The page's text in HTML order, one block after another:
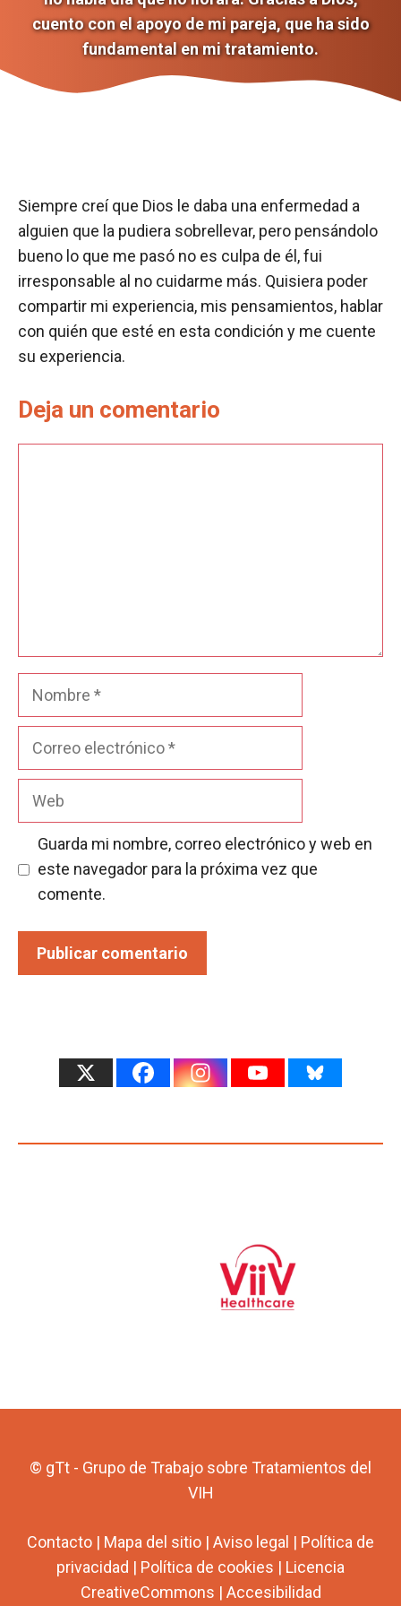
cuento con el apoyo de mi pareja, que ha sido
fundamental en mi tratamiento.
Siempre creí que Dios le daba una enfermedad a
alguien que la pudiera sobrellevar, pero pensándolo
bueno lo que me pasó no es culpa de él, fui
irresponsable al no cuidarme más. Quisiera poder
compartir mi experiencia, mis pensamientos, hablar
con quién que esté en esta condición y me cuente
su experiencia.
Deja un comentario
Nombre
Guarda mi nombre, correo electrónico y web en
este navegador para la próxima vez que
comente.
© gTt - Grupo de Trabajo sobre Tratamientos del
VIH
Contacto | Mapa del sitio | Aviso legal | Política de
privacidad | Política de cookies | Licencia
CreativeCommons | Accesibilidad